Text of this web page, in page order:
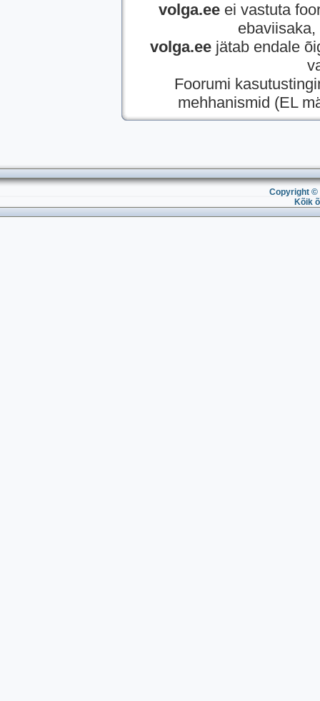
volga.eeei vastuta
volga.ee jätab endale
Foorumi
mehhanismid (EL
Copyright ©
Kõik